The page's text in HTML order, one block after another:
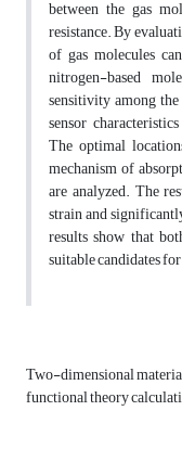
between the gas
resistance. By
of gas molecules
nitrogen-based
sensitivity among
sensor
The optimal
mechanism of
are analyzed. The
strain and
results show that
suitable candidates
Two-dimensional
functional theory